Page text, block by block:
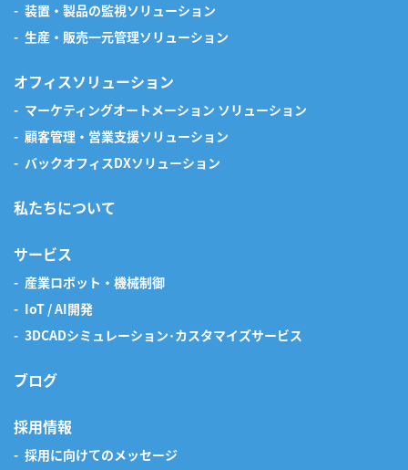
装置・製品の監視ソリューション
生産・販売一元管理ソリューション
オフィスソリューション
マーケティングオートメーション ソリューション
顧客管理・営業支援ソリューション
バックオフィスDXソリューション
私たちについて
サービス
産業ロボット・機械制御
IoT / AI開発
3DCADシミュレーション･カスタマイズサービス
ブログ
採用情報
採用に向けてのメッセージ